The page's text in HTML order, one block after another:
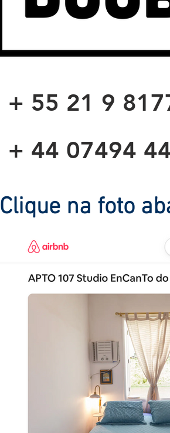
+ 55 21 9
+ 44 07494
Clique na foto